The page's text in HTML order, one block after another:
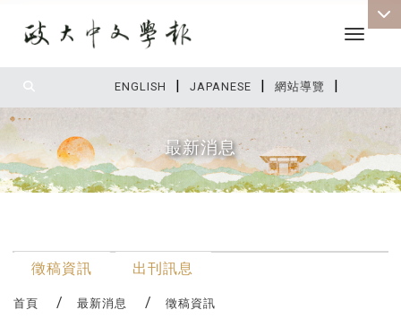
ENGLISH | JAPANESE | 網站導覽 |
Toggle
最新消息
徵稿資訊 出刊訊息
首頁 最新消息 徵稿資訊